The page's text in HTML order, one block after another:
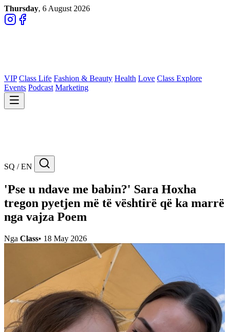
Thursday, 6 August 2026
VIP Class Life Fashion & Beauty Health Love Class Explore
Events Podcast Marketing
SQ / EN
'Pse u ndave me babin?' Sara Hoxha
tregon pyetjen më të vështirë që ka marrë
nga vajza Poem
Nga Class• 18 May 2026